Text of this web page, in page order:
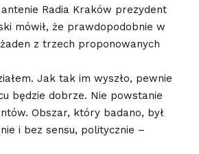
Radia Kraków prezydent
mówił, że prawdopodobnie w
z trzech proponowanych
Jak tak im wyszło, pewnie
będzie dobrze. Nie powstanie
Obszar, który badano, był
i bez sensu, politycznie –